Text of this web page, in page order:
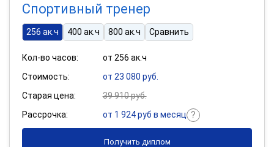
Спортивный тренер
256 ак.ч 400 ак.ч 800 ак.ч Сравнить
Кол-во часов:
от 256 ак.ч
Стоимость:
от 23 080 руб.
Старая цена:
39 910 руб.
Рассрочка:
от 1 924 руб в месяц
Получить диплом